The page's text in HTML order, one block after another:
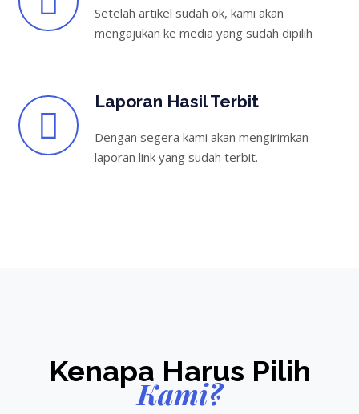
Setelah artikel sudah ok, kami akan
mengajukan ke media yang sudah dipilih
Laporan Hasil Terbit
Dengan segera kami akan mengirimkan
laporan link yang sudah terbit.
Kenapa Harus Pilih
Kami?